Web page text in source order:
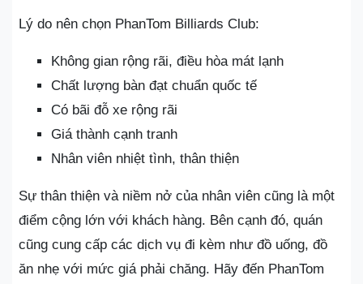
Lý do nên chọn PhanTom Billiards Club:
Không gian rộng rãi, điều hòa mát lạnh
Chất lượng bàn đạt chuẩn quốc tế
Có bãi đỗ xe rộng rãi
Giá thành cạnh tranh
Nhân viên nhiệt tình, thân thiện
Sự thân thiện và niềm nở của nhân viên cũng là một
điểm cộng lớn với khách hàng. Bên cạnh đó, quán
cũng cung cấp các dịch vụ đi kèm như đồ uống, đồ
ăn nhẹ với mức giá phải chăng. Hãy đến PhanTom